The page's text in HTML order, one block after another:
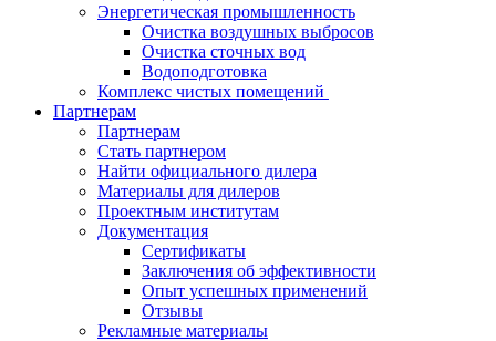
Энергетическая промышленность
Очистка воздушных выбросов
Очистка сточных вод
Водоподготовка
Комплекс чистых помещений
Партнерам
Партнерам
Стать партнером
Найти официального дилера
Материалы для дилеров
Проектным институтам
Документация
Сертификаты
Заключения об эффективности
Опыт успешных применений
Отзывы
Рекламные материалы